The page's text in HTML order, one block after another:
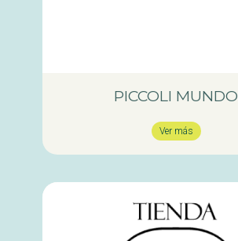
PICCOLI MUNDO
Ver más